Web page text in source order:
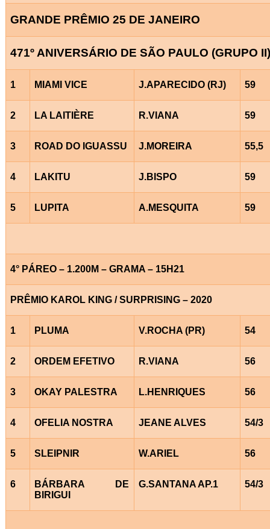
GRANDE PRÊMIO 25 DE JANEIRO
471º ANIVERSÁRIO DE SÃO PAULO (GRUPO II)
1 MIAMI VICE J.APARECIDO (RJ) 59
2 LA LAITIÈRE R.VIANA 59
3 ROAD DO IGUASSU J.MOREIRA 55,5
4 LAKITU J.BISPO 59
5 LUPITA A.MESQUITA 59
4° PÁREO – 1.200M – GRAMA – 15H21
PRÊMIO KAROL KING / SURPRISING – 2020
1 PLUMA V.ROCHA (PR) 54
2 ORDEM EFETIVO R.VIANA 56
3 OKAY PALESTRA L.HENRIQUES 56
4 OFELIA NOSTRA JEANE ALVES 54/3
5 SLEIPNIR W.ARIEL 56
6
BÁRBARA DE
BIRIGUI
G.SANTANA AP.1 54/3